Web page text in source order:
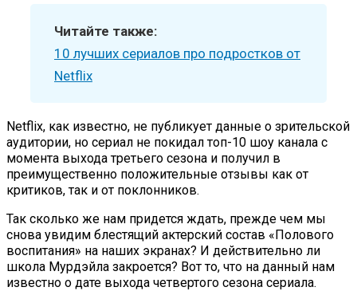
Читайте также:
10 лучших сериалов про подростков от
Netflix
Netflix, как известно, не публикует данные о зрительской
аудитории, но сериал не покидал топ-10 шоу канала с
момента выхода третьего сезона и получил в
преимущественно положительные отзывы как от
критиков, так и от поклонников.
Так сколько же нам придется ждать, прежде чем мы
снова увидим блестящий актерский состав «Полового
воспитания» на наших экранах? И действительно ли
школа Мурдэйла закроется? Вот то, что на данный нам
известно о дате выхода четвертого сезона сериала.